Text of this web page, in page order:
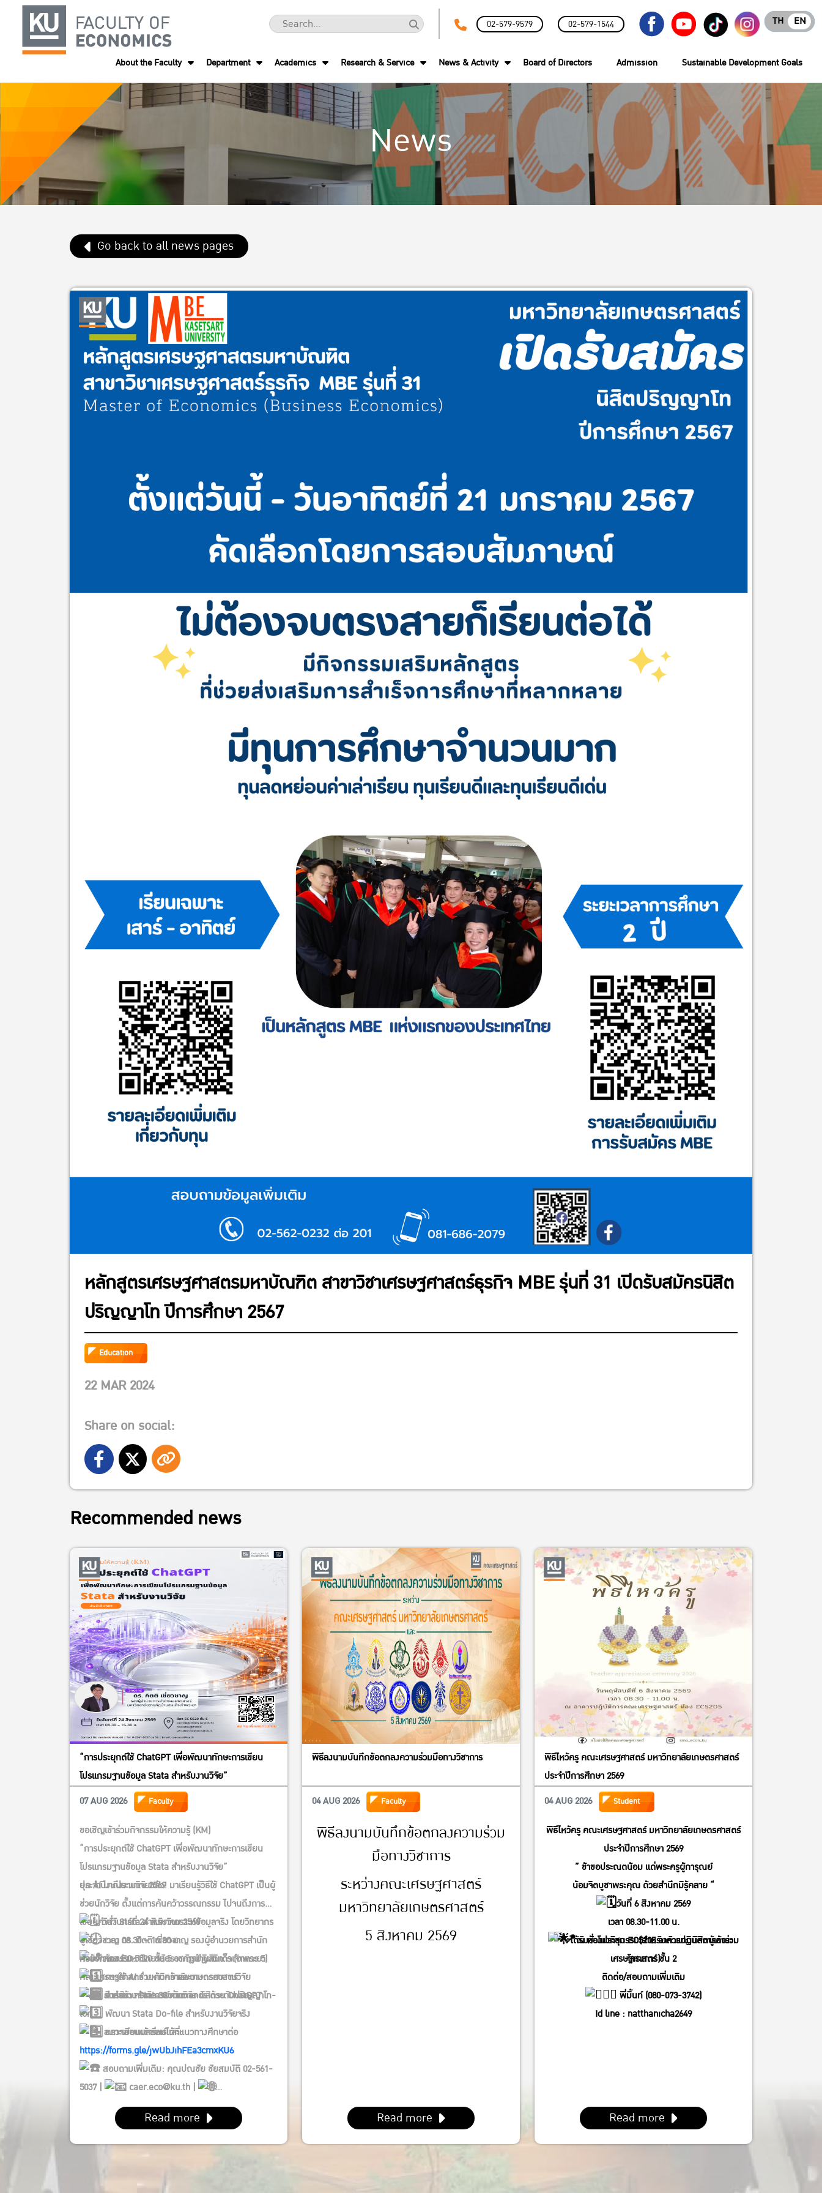
02-579-9579 02-579-1544 EN
TH
About the Faculty Department Academics Research & Service News & Activity Board of Directors Admission Sustainable Development Goals
News
Go back to all news pages
หลักสูตรเศรษฐศาสตรมหาบัณฑิต สาขาวิชาเศรษฐศาสตร์ธุรกิจ MBE รุ่นที่ 31 เปิดรับสมัครนิสิต
ปริญญาโท ปีการศึกษา 2567
Education
22 MAR 2024
Share on social:
Recommended news
“การประยุกต์ใช้ ChatGPT เพื่อพัฒนาทักษะการเขียน
โปรแกรมฐานข้อมูล Stata สำหรับงานวิจัย”
07 AUG 2026
Faculty
ขอเชิญเข้าร่วมกิจกรรมให้ความรู้ (KM)
“การประยุกต์ใช้ ChatGPT เพื่อพัฒนาทักษะการเขียน
โปรแกรมฐานข้อมูล Stata สำหรับงานวิจัย”
ประจำปีงบประมาณ 2569
ยุค AI มาถึงงานวิจัยแล้ว! มาเรียนรู้วิธีใช้ ChatGPT เป็นผู้
ช่วยนักวิจัย ตั้งแต่การค้นคว้าวรรณกรรม ไปจนถึงการ
เขียนคำสั่ง Stata สำหรับวิเคราะห์ข้อมูลจริง โดยวิทยากร
ผู้เชี่ยวชาญ ดร. กิตติ เชี่ยวชาญ รองผู้อำนวยการสำนัก
คอมพิวเตอร์ มหาวิทยาลัยราชภัฏบ้านสมเด็จเจ้าพระยา
วันจันทร์ที่ 24 สิงหาคม 2569
เวลา 08.30 – 16.30 น.
ห้อง EC 5520 ชั้น 5 อาคารปฏิบัติการ (อาคาร 5)
คณะเศรษฐศาสตร์ มหาวิทยาลัยเกษตรศาสตร์
รับจำนวนจำกัด 30 ท่าน
หัวข้อการอบรม:
การใช้ AI ช่วยค้นคว้าและวางกรอบงานวิจัย
การสร้าง Stata Commands ด้วย ChatGPT
พัฒนา Stata Do-file สำหรับงานวิจัยจริง
ตรวจสอบผลลัพธ์และแนวทางศึกษาต่อ
สำหรับ: คณาจารย์ นักวิจัย นิสิตระดับปริญญาโท-
เอก
ลงทะเบียนเข้าร่วมได้ที่:
https://forms.gle/jwUbJihFEa3cmxKU6
สอบถามเพิ่มเติม: คุณปณชัย ชัยสมบัติ 02-561-
5037 |
caer.eco@ku.th |
https://caer.eco.ku.ac.th/
Read more
พิธีลงนามบันทึกข้อตกลงความร่วมมือทางวิชาการ
04 AUG 2026 Faculty
พิธีลงนามบันทึกข้อตกลงความร่วม
มือทางวิชาการ
ระหว่างคณะเศรษฐศาสตร์
มหาวิทยาลัยเกษตรศาสตร์
5 สิงหาคม 2569
Read more
พิธีไหว้ครู คณะเศรษฐศาสตร์ มหาวิทยาลัยเกษตรศาสตร์
ประจำปีการศึกษา 2569
04 AUG 2026
Student
พิธีไหว้ครู คณะเศรษฐศาสตร์ มหาวิทยาลัยเกษตรศาสตร์
ประจำปีการศึกษา 2569
” ข้าขอประณตน้อม แด่พระครูผู้การุณย์
น้อมจิตบูชาพระคุณ ด้วยสำนึกมิรู้คลาย “
วันที่ 6 สิงหาคม 2569
เวลา 08.30-11.00 น.
ณ ห้องประชุม EC5205 อาคารปฏิบัติการคณะ
เศรษฐศาสตร์ ชั้น 2
ได้รับชั่วโมงกิจกรรม(สำหรับตัวแทนนิสิตผู้เข้าร่วม
โครงการ)
ติดต่อ/สอบถามเพิ่มเติม
พี่มิ้นท์ (080-073-3742)
Id line : natthanicha2649
Read more